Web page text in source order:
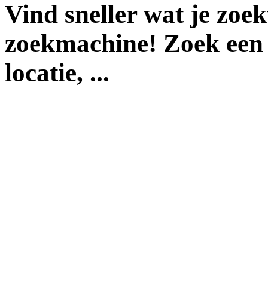
Vind sneller wat je
zoekmachine! Zoek
locatie, ...